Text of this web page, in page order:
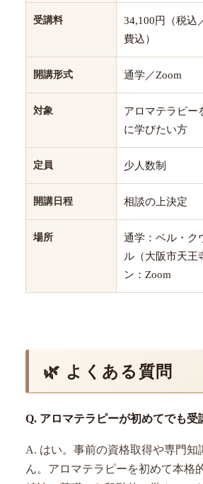
受講料
34,100円（税込
費込）
開講形式 通学／Zoom
対象
アロマテラピー
に学びたい方
定員 少人数制
開講日程 相談の上決定
場所
通学：ベル・ク
ル（大阪市天王
ン：Zoom
🌿 よくある質問
Q. アロマテラピーが初めてでも受
A. はい。事前の資格取得や専門知
ん。アロマテラピーを初めて本格